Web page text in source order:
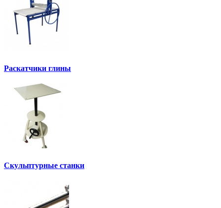
Раскатчики глины
Скульптурные станки